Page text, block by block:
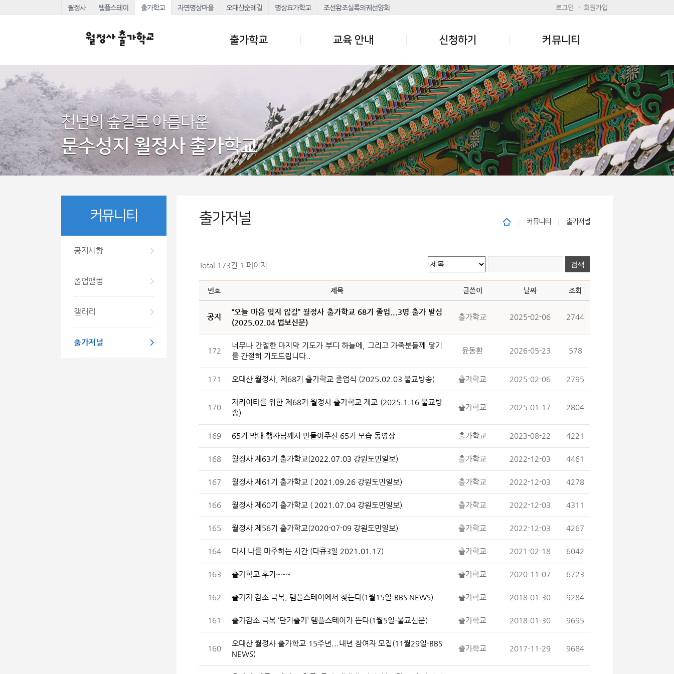
월정사 템플스테이 출가학교 자연명상마을 오대산순례길 명상요가학교 조선왕조실록의궤선양회 로그인 회원가입
출가학교 교육 안내 신청하기 커뮤니티
천년의 숲길로 아름다운
문수성지 월정사 출가학교
커뮤니티
공지사항
졸업앨범
갤러리
출가저널
커뮤니티 출가저널
출가저널
Total 173건 1 페이지
번호 제목 글쓴이 날짜 조회
공지
“오늘 마음 잊지 않길” 월정사 출가학교 68기 졸업...3명 출가 발심
(2025.02.04 법보신문)
출가학교 2025-02-06 2744
172
너무나 간절한 마지막 기도가 부디 하늘에, 그리고 가족분들께 닿기
를 간절히 기도드립니다..
윤동환 2026-05-23 578
171 오대산 월정사, 제68기 출가학교 졸업식 (2025.02.03 불교방송) 출가학교 2025-02-06 2795
170
자리이타를 위한 제68기 월정사 출가학교 개교 (2025.1.16 불교방
송)
출가학교 2025-01-17 2804
169 65기 막내 행자님께서 만들어주신 65기 모습 동영상 출가학교 2023-08-22 4221
168 월정사 제63기 출가학교(2022.07.03 강원도민일보) 출가학교 2022-12-03 4461
167 월정사 제61기 출가학교 ( 2021.09.26 강원도민일보) 출가학교 2022-12-03 4278
166 월정사 제60기 출가학교 ( 2021.07.04 강원도민일보) 출가학교 2022-12-03 4311
165 월정사 제56기 출가학교(2020-07-09 강원도민일보) 출가학교 2022-12-03 4267
164 다시 나를 마주하는 시간 (다큐3일 2021.01.17) 출가학교 2021-02-18 6042
163 출가학교 후기~~~ 출가학교 2020-11-07 6723
162 출가자 감소 극복, 템플스테이에서 찾는다(1월15일-BBS NEWS) 출가학교 2018-01-30 9284
161 출가감소 극복 ‘단기출가’ 템플스테이가 뜬다(1월5일-불교신문) 출가학교 2018-01-30 9695
160
오대산 월정사 출가학교 15주년...내년 참여자 모집(11월29일-BBS
NEWS)
출가학교 2017-11-29 9684